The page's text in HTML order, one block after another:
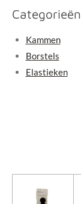
Categorieën
Kammen
Borstels
Elastieken